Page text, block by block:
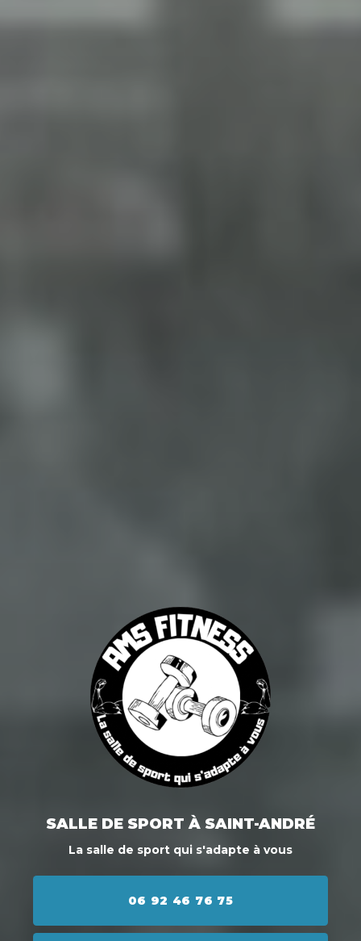
SALLE DE SPORTÀ SAINT-ANDRÉ
La salle de sport qui s'adapte à vous
06 92 46 76 75